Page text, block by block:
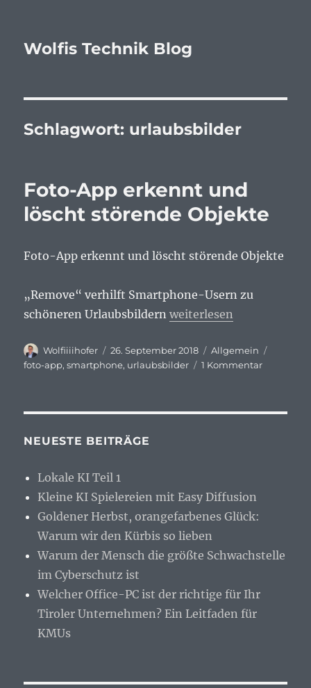
Wolfis Technik Blog
Schlagwort: urlaubsbilder
Foto-App erkennt und
löscht störende Objekte
Foto-App erkennt und löscht störende Objekte
„Remove“ verhilft Smartphone-Usern zu
schöneren Urlaubsbildern„Foto-App erkennt und
weiterlesen
Autor
Wolfiiiihofer
Veröffentlicht
am
26. September 2018 Kategorien
Allgemein
foto-app,smartphone, urlaubsbilder 1 Kommentarzu
NEUESTE BEITRÄGE
Lokale KI Teil 1
Kleine KI Spielereien mit Easy Diffusion
Goldener Herbst, orangefarbenes Glück:
Warum wir den Kürbis so lieben
Warum der Mensch die größte Schwachstelle
im Cyberschutz ist
Welcher Office-PC ist der richtige für Ihr
Tiroler Unternehmen? Ein Leitfaden für
KMUs